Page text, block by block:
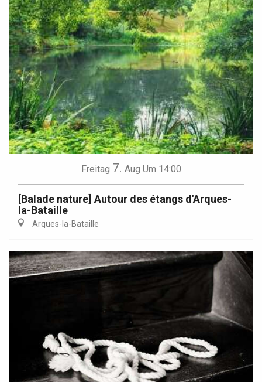
Freitag 7. Aug Um 14:00
[Balade nature] Autour des étangs d'Arques-
la-Bataille
Arques-la-Bataille